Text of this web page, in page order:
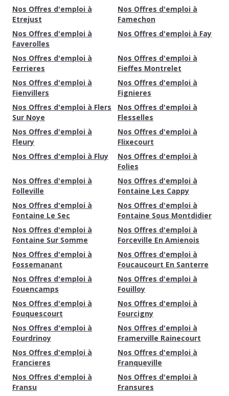
Nos Offres d'emploi à
Etrejust
Nos Offres d'emploi à
Famechon
Nos Offres d'emploi à
Faverolles
Nos Offres d'emploi à Fay
Nos Offres d'emploi à
Ferrieres
Nos Offres d'emploi à
Fieffes Montrelet
Nos Offres d'emploi à
Fienvillers
Nos Offres d'emploi à
Fignieres
Nos Offres d'emploi à Flers
Sur Noye
Nos Offres d'emploi à
Flesselles
Nos Offres d'emploi à
Fleury
Nos Offres d'emploi à
Flixecourt
Nos Offres d'emploi à Fluy
Nos Offres d'emploi à
Folies
Nos Offres d'emploi à
Folleville
Nos Offres d'emploi à
Fontaine Les Cappy
Nos Offres d'emploi à
Fontaine Le Sec
Nos Offres d'emploi à
Fontaine Sous Montdidier
Nos Offres d'emploi à
Fontaine Sur Somme
Nos Offres d'emploi à
Forceville En Amienois
Nos Offres d'emploi à
Fossemanant
Nos Offres d'emploi à
Foucaucourt En Santerre
Nos Offres d'emploi à
Fouencamps
Nos Offres d'emploi à
Fouilloy
Nos Offres d'emploi à
Fouquescourt
Nos Offres d'emploi à
Fourcigny
Nos Offres d'emploi à
Fourdrinoy
Nos Offres d'emploi à
Framerville Rainecourt
Nos Offres d'emploi à
Francieres
Nos Offres d'emploi à
Franqueville
Nos Offres d'emploi à
Fransu
Nos Offres d'emploi à
Fransures